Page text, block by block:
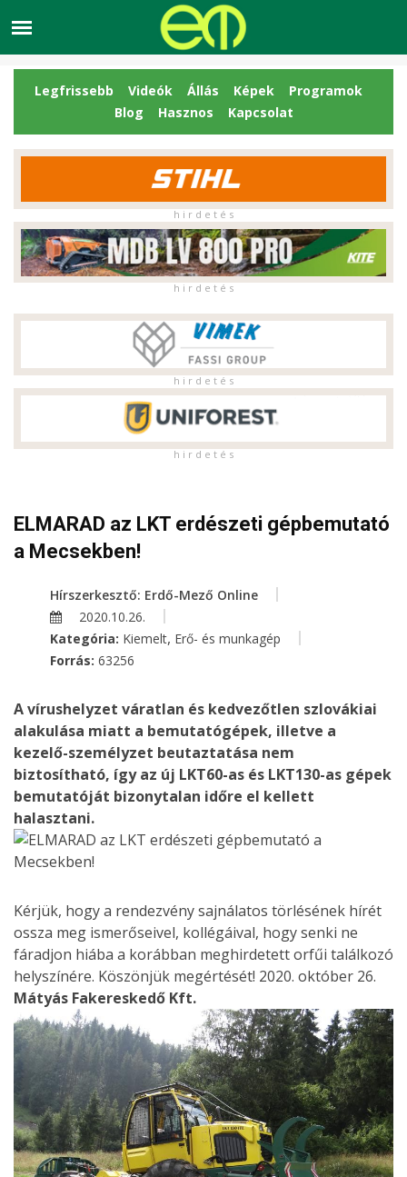
Legfrissebb Videók Állás Képek
Programok
Blog
Hasznos Kapcsolat
h i r d e t é s
h i r d e t é s
h i r d e t é s
h i r d e t é s
ELMARAD az LKT erdészeti gépbemutató
a Mecsekben!
Hírszerkesztő: Erdő-Mező Online
2020.10.26.
Kategória: Kiemelt, Erő- és munkagép
Forrás: 63256
A vírushelyzet váratlan és kedvezőtlen szlovákiai
alakulása miatt a bemutatógépek, illetve a
kezelő-személyzet beutaztatása nem
biztosítható, így az új LKT60-as és LKT130-as gépek
bemutatóját bizonytalan időre el kellett
halasztani.
Kérjük, hogy a rendezvény sajnálatos törlésének hírét
ossza meg ismerőseivel, kollégáival, hogy senki ne
fáradjon hiába a korábban meghirdetett orfűi találkozó
helyszínére. Köszönjük megértését! 2020. október 26.
Mátyás Fakereskedő Kft.